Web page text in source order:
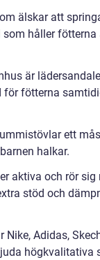
älskar att
som håller fötterna
är
för fötterna
ett
halkar.
aktiva och rör sig
stöd och
Adidas,
högkvalitativa